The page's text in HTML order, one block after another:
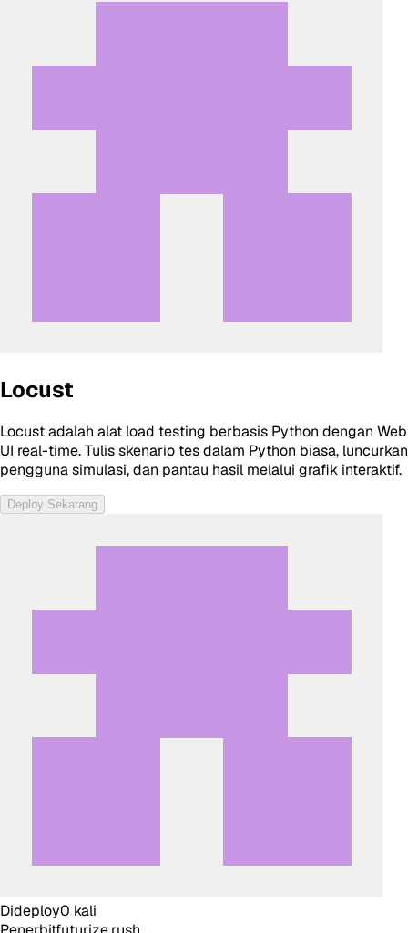
Locust
Locust adalah alat load testing berbasis Python dengan Web
UI real-time. Tulis skenario tes dalam Python biasa, luncurkan
pengguna simulasi, dan pantau hasil melalui grafik interaktif.
Deploy Sekarang
Dideploy0 kali